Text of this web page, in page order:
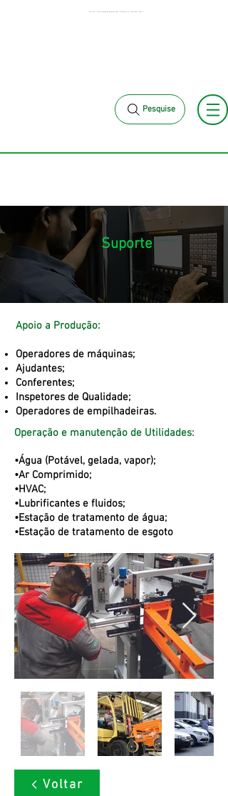
Serviços | Terceirização de Mão de Obra | MCK Service | São Paulo | Brasil
Pesquise
Suporte
Apoio a Produção:
Operadores de máquinas;
Ajudantes;
Conferentes;
Inspetores de Qualidade;
Operadores de empilhadeiras.
Operação e manutenção de Utilidades:
•Água (Potável, gelada, vapor);
•Ar Comprimido;
•HVAC;
•Lubrificantes e fluidos;
•Estação de tratamento de água;
•Estação de tratamento de esgoto
Voltar